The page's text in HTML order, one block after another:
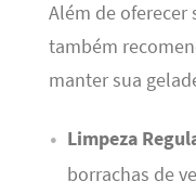
Além de oferecer
também
manter sua
Limpeza
borrachas de